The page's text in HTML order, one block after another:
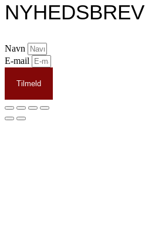
NYHEDSBREV
Navn
E-mail
Tilmeld